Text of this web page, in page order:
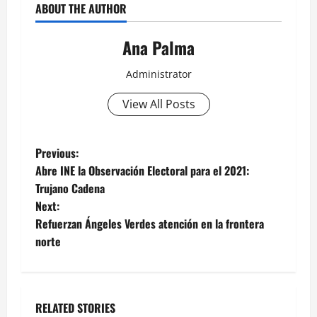
ABOUT THE AUTHOR
Ana Palma
Administrator
View All Posts
Post
navigation
Previous:
Abre INE la Observación Electoral para el 2021:
Trujano Cadena
Next:
Refuerzan Ángeles Verdes atención en la frontera
norte
RELATED STORIES